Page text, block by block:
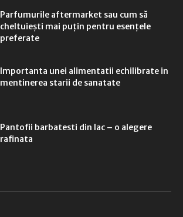
Parfumurile aftermarket sau cum să
cheltuiești mai puțin pentru esențele
preferate
Importanta unei alimentatii echilibrate in
mentinerea starii de sanatate
Pantofii barbatesti din lac – o alegere
rafinata